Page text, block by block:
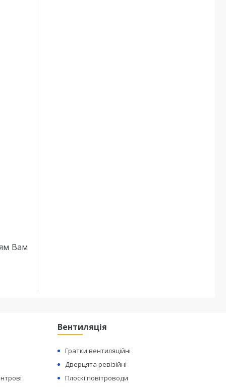
Вам
Вентиляція
Гратки вентиляційні
Дверцята ревізійні
Плоскі повітроводи